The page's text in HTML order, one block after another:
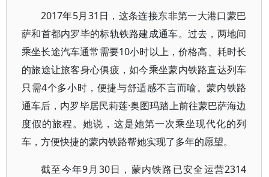
2017年5月31日，这条连接东非第一大港口蒙巴
萨和首都内罗毕的标轨铁路建成通车。过去，两地间
乘坐长途汽车通常需要10小时以上，价格高、耗时长
的旅途让旅客身心俱疲，如今乘坐蒙内铁路直达列车
只需4个多小时，便捷与舒适感不言而喻。蒙内铁路
通车后，内罗毕居民莉莲·奥图玛踏上前往蒙巴萨海边
度假的旅程。她说，这是她第一次乘坐现代化的列
车，方便快捷的蒙内铁路帮她实现了多年的愿望。
截至今年9月30日，蒙内铁路已安全运营2314